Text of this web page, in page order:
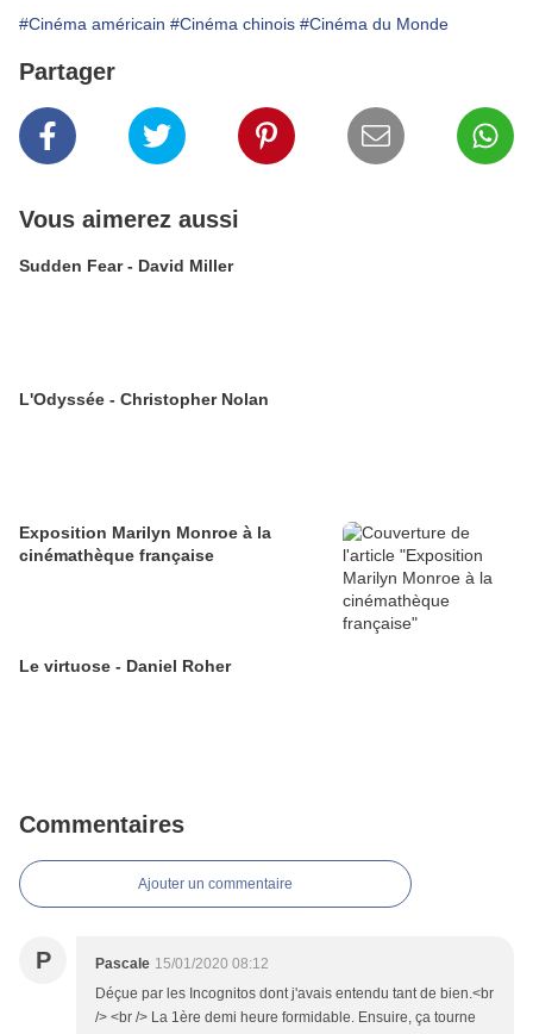
#Cinéma américain #Cinéma chinois #Cinéma du Monde
Partager
Vous aimerez aussi
Sudden Fear - David Miller
L'Odyssée - Christopher Nolan
Exposition Marilyn Monroe à la
cinémathèque française
Le virtuose - Daniel Roher
Commentaires
Ajouter un commentaire
P Pascale 15/01/2020 08:12
Déçue par les Incognitos dont j'avais entendu tant de bien.<br
/> <br /> La 1ère demi heure formidable. Ensuire, ça tourne